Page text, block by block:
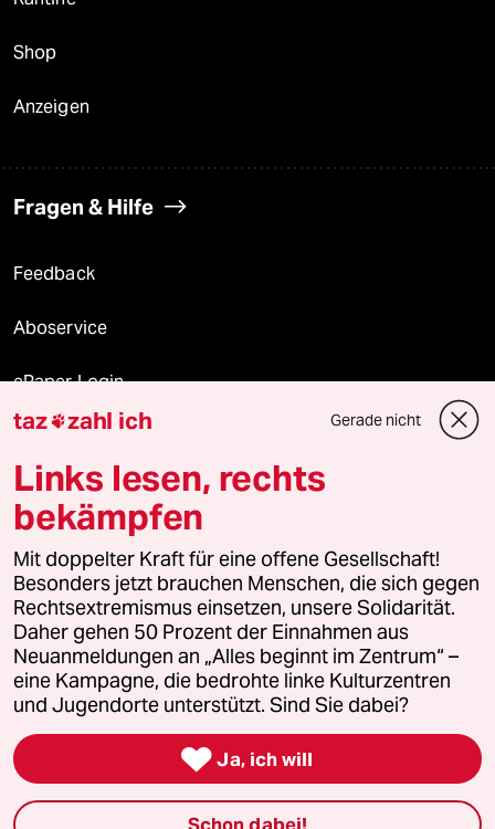
Shop
Anzeigen
Fragen & Hilfe
Feedback
Aboservice
ePaper Login
Downloads für Abonnierende
© 2026 taz Verlags und Vertriebs GmbH
Alle Rechte vorbehalten. Bei rechtlichen Fragen oder für Genehmigungen
wenden Sie sich bitte an
lizenzen@taz.de
Feedback Redaktionsstatut Kommune-Richtlinien
Leitlinie Informant Datenschutz Impressum AGB
Seitenwende Einwilligungen widerrufen (Ads)
taz zahl ich Gerade nicht
Links lesen, rechts
bekämpfen
Mit doppelter Kraft für eine offene Gesellschaft!
Besonders jetzt brauchen Menschen, die sich gegen
Rechtsextremismus einsetzen, unsere Solidarität.
Daher gehen 50 Prozent der Einnahmen aus
Neuanmeldungen an „Alles beginnt im Zentrum“ –
eine Kampagne, die bedrohte linke Kulturzentren
und Jugendorte unterstützt. Sind Sie dabei?
 Ja, ich will